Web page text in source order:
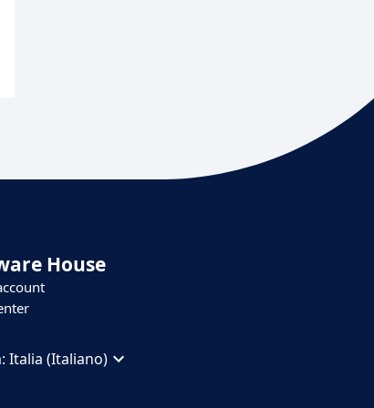
House
Italia (Italiano)